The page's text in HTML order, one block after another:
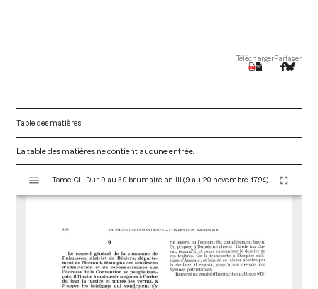
TéléchargerPartager
Table des matières
La table des matières ne contient aucune entrée.
s
Tome CI - Du 19 au 30 brumaire an III (9 au 20 novembre 1794)